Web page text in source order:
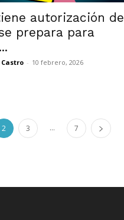
autorización de
prepara para
- 10 febrero, 2026
2 3 ... 7